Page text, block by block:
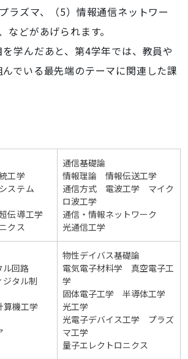
ラズマ、（5）情報通信ネットワー
などがあげられます。
学んだあと、第4学年では、教員や
でいる最先端のテーマに関連した課
工学
ステム
伝導工学
クス
通信基礎論
情報理論 情報伝送工学
通信方式 電波工学 マイク
ロ波工学
通信・情報ネットワーク
光通信工学
回路
タル制
算機工学
物性デイバス基礎論
電気電子材料学 真空電子工
学
固体電子工学 半導体工学
光工学
光電子デバイス工学 プラズ
マ工学
量子エレクトロニクス